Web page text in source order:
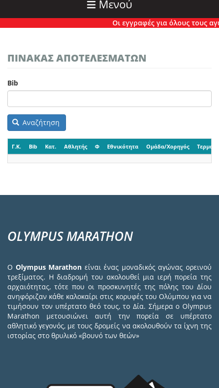
Μενού
Οι εγγραφές για όλους τους
ΠΙΝΑΚΑΣ ΑΠΟΤΕΛΕΣΜΑΤΩΝ
Bib
Αναζήτηση
Γ.Κ. Bib Κατ. Αθλητής Φ Εθνικότητα Ομάδα/Χορηγός
OLYMPUS MARATHON
Ο Olympus Marathon είναι ένας μοναδικός αγώνας ορεινού
τρεξίματος. Η διαδρομή του ακολουθεί μια ιερή πορεία της
αρχαιότητας, τότε που οι προσκυνητές της πόλης του Δίου
ανηφόριζαν κάθε καλοκαίρι στις κορυφές του Ολύμπου για να
τιμήσουν τον υπέρτατο θεό τους, το Δία. Σήμερα ο Olympus
Marathon μετουσιώνει αυτή την πορεία σε υπέρτατο
αθλητικό γεγονός, με τους δρομείς να ακολουθούν τα ίχνη της
ιστορίας στο θρυλικό «βουνό των θεών»